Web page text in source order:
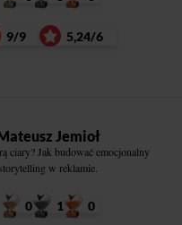
9/9 5,24/6
Jemioł
ciary? Jak budować emocjonalny
storytelling w reklamie.
0 1 0